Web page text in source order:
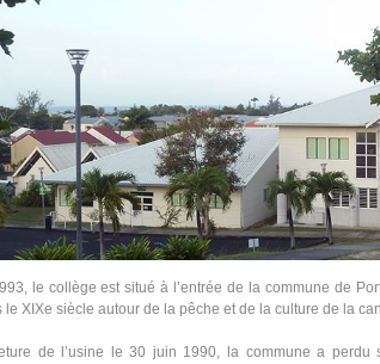
le collège est situé à l’entrée de la commune de
XIXe siècle autour de la pêche et de la culture de la
de l’usine le 30 juin 1990, la commune a perdu